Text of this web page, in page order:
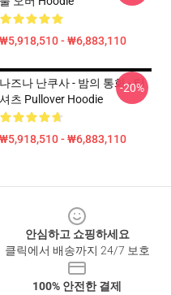
₩5,918,510 - ₩6,883,110
나즈나 난쿠사 - 밤의 통화 - 티
셔츠 Pullover Hoodie
₩5,918,510 - ₩6,883,110
-20%
안심하고 쇼핑하세요
클릭에서 배송까지 24/7 보호
100% 안전한 결제